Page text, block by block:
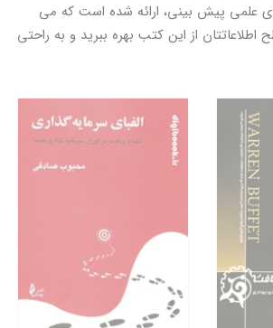
علمی پیش بینی، ارائه شده است که می
از این کتب بهره ببرید و به راحتی